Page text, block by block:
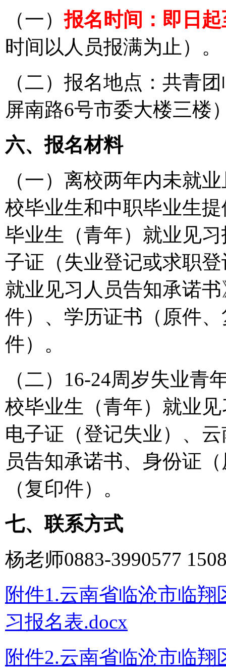
（一）报名时间：即日
时间以人员报满为止）。
（二）报名地点：共青
屏南路6号市委大楼三楼
六、报名材料
（一）离校两年内未就
校毕业生和中职毕业生
毕业生（青年）就业见
子证（失业登记或求职
就业见习人员告知承诺
件）、学历证书（原件
件）。
（二）16-24周岁失业
校毕业生（青年）就业
电子证（登记失业）、
员告知承诺书、身份证
（复印件）。
七、联系方式
杨老师0883-3990577
附件1.云南省临沧市临
习报名表.docx
附件2.云南省临沧市临